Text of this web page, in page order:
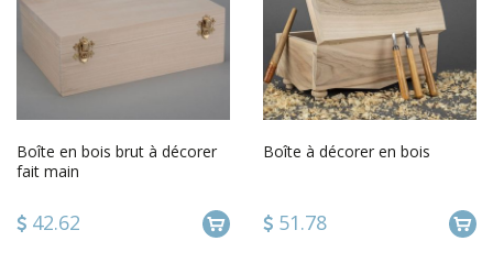
Boîte en bois brut à décorer
fait main
42.62
Boîte à décorer en bois
51.78